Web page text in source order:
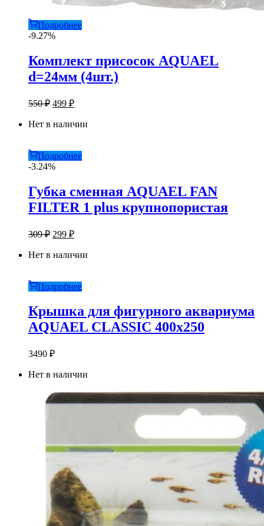
Подробнее
-9.27%
Комплект присосок AQUAEL
d=24мм (4шт.)
550₽ Первоначальная
составляла
499 ₽Текущая
499 ₽.
Нет в наличии
Подробнее
-3.24%
Губка сменная AQUAEL FAN
FILTER 1 plus крупнопористая
309₽ Первоначальная
составляла
299 ₽Текущая
299 ₽.
Нет в наличии
Подробнее
Крышка для фигурного аквариума
AQUAEL CLASSIC 400х250
3490 ₽
Нет в наличии